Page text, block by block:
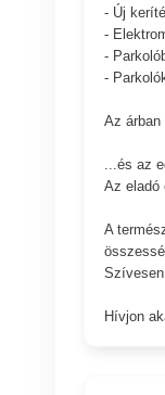
- Új
-
-
-
Az árban
...és az
Az eladó
A
Szívesen
Hívjon